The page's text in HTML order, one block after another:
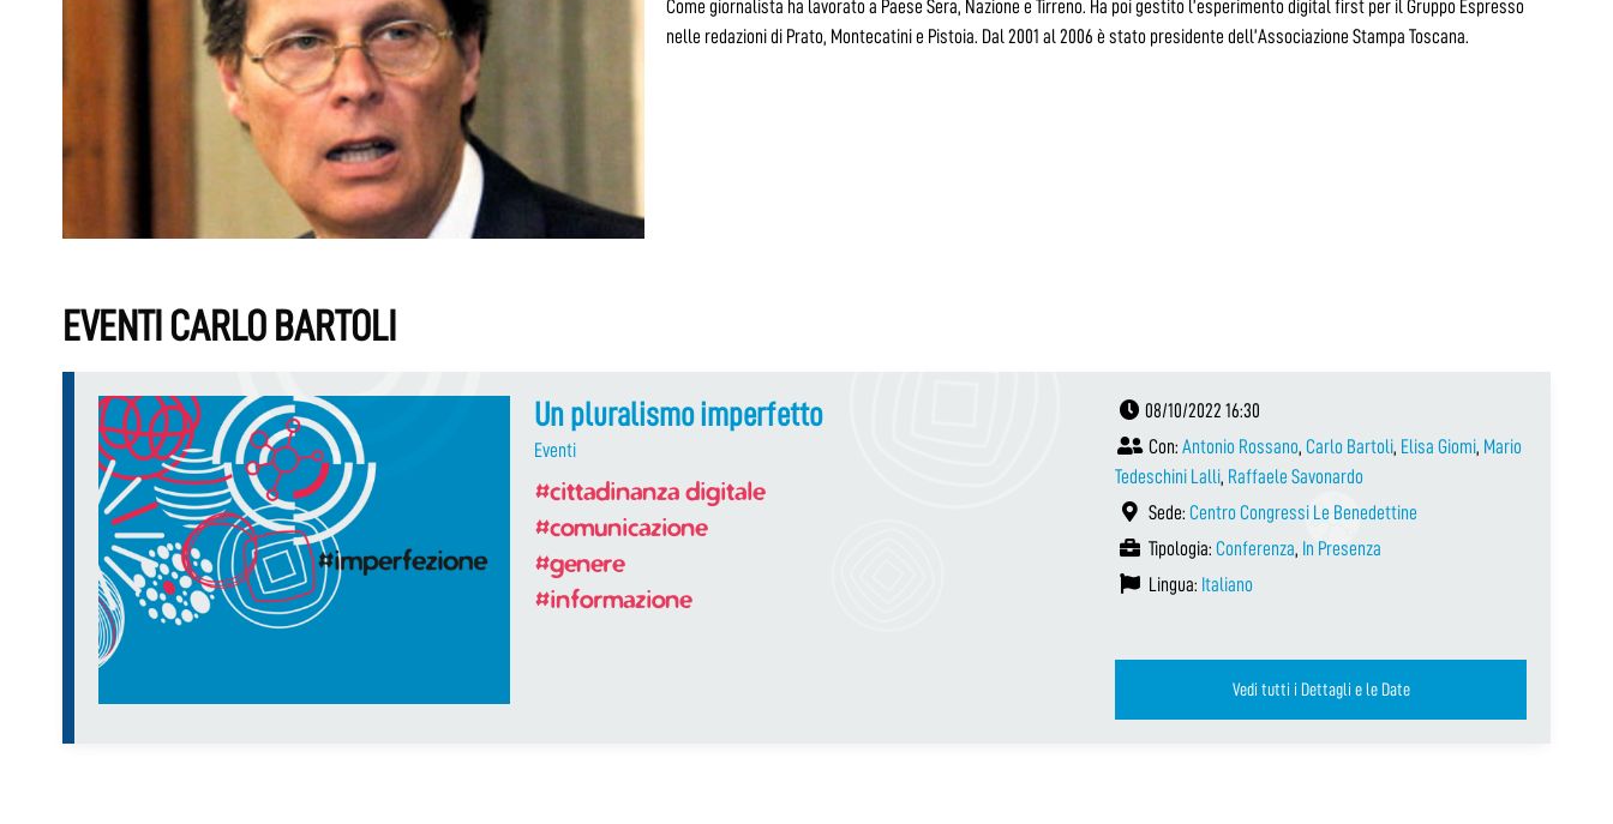
Come giornalista ha lavorato a Paese Sera, Nazione e Tirreno. Ha poi gestito l’esperimento digital first per il Gruppo Espresso
nelle redazioni di Prato, Montecatini e Pistoia. Dal 2001 al 2006 è stato presidente dell’Associazione Stampa Toscana.
EVENTI CARLO BARTOLI
Un pluralismo imperfetto
Eventi
#cittadinanza digitale
#comunicazione
#genere
#informazione
08/10/2022 16:30
Con: Antonio Rossano, Carlo Bartoli, Elisa Giomi, Mario
Tedeschini Lalli, Raffaele Savonardo
Sede: Centro Congressi Le Benedettine
Tipologia: Conferenza, In Presenza
Lingua: Italiano
Vedi tutti i Dettagli e le Date